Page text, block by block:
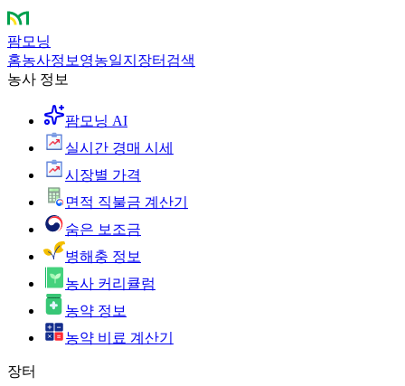
팜모닝
홈농사정보 영농일지 장터 검색
농사 정보
팜모닝 AI
실시간 경매 시세
시장별 가격
면적 직불금 계산기
숨은 보조금
병해충 정보
농사 커리큘럼
농약 정보
농약 비료 계산기
장터